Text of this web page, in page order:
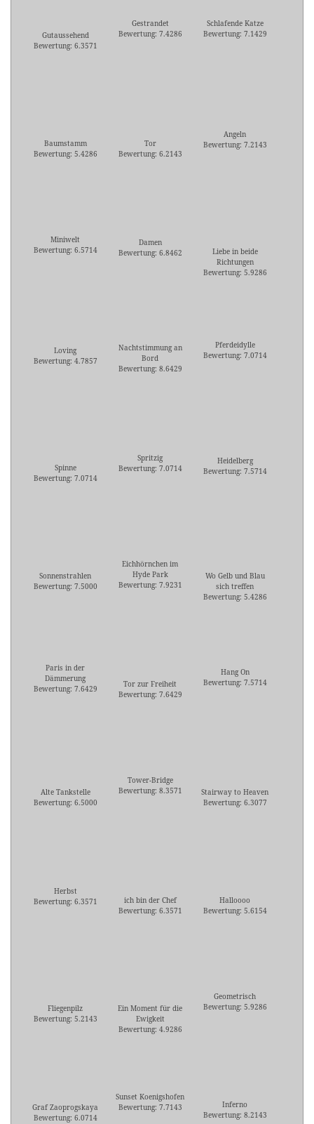
Gutaussehend
Bewertung: 6.3571
Gestrandet
Bewertung: 7.4286
Schlafende Katze
Bewertung: 7.1429
Baumstamm
Bewertung: 5.4286
Tor
Bewertung: 6.2143
Angeln
Bewertung: 7.2143
Miniwelt
Bewertung: 6.5714
Damen
Bewertung: 6.8462
Liebe in beide
Richtungen
Bewertung: 5.9286
Loving
Bewertung: 4.7857
Nachtstimmung an
Bord
Bewertung: 8.6429
Pferdeidylle
Bewertung: 7.0714
Spinne
Bewertung: 7.0714
Spritzig
Bewertung: 7.0714
Heidelberg
Bewertung: 7.5714
Sonnenstrahlen
Bewertung: 7.5000
Eichhörnchen im
Hyde Park
Bewertung: 7.9231
Wo Gelb und Blau
sich treffen
Bewertung: 5.4286
Paris in der
Dämmerung
Bewertung: 7.6429
Tor zur Freiheit
Bewertung: 7.6429
Hang On
Bewertung: 7.5714
Alte Tankstelle
Bewertung: 6.5000
Tower-Bridge
Bewertung: 8.3571
Stairway to Heaven
Bewertung: 6.3077
Herbst
Bewertung: 6.3571
ich bin der Chef
Bewertung: 6.3571
Halloooo
Bewertung: 5.6154
Fliegenpilz
Bewertung: 5.2143
Ein Moment für die
Ewigkeit
Bewertung: 4.9286
Geometrisch
Bewertung: 5.9286
Graf Zaoprogskaya
Bewertung: 6.0714
Sunset Koenigshofen
Bewertung: 7.7143
Inferno
Bewertung: 8.2143